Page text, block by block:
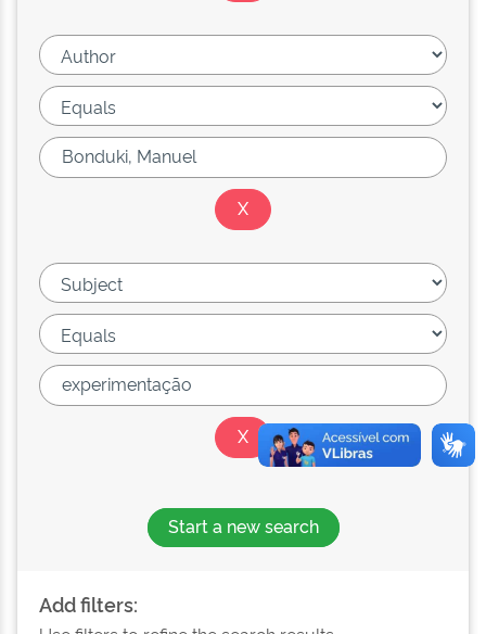
Start a new search
Add filters: